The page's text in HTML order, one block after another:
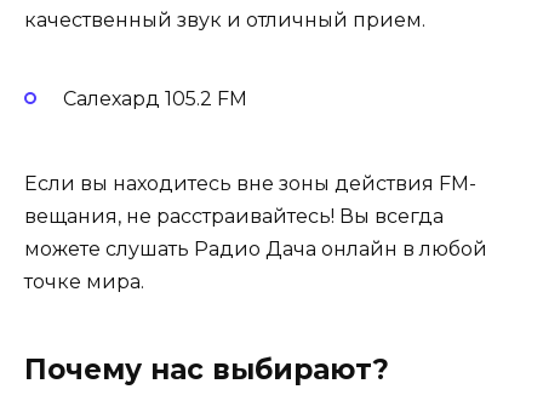
качественный звук и отличный прием.
Салехард 105.2 FM
Если вы находитесь вне зоны действия FM-
вещания, не расстраивайтесь! Вы всегда
можете слушать Радио Дача онлайн в любой
точке мира.
Почему нас выбирают?